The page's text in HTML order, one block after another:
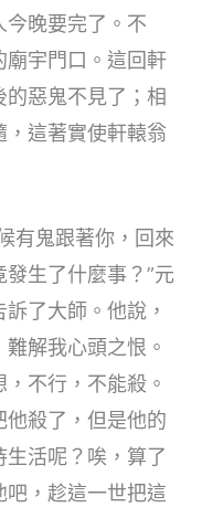
晚要完了。不
廟宇門口。這回軒
惡鬼不見了；相
，這著實使軒轅翁
有鬼跟著你，回來
生了什麼事？”元
了大師。他說，
解我心頭之恨。
不行，不能殺。
殺了，但是他的
活呢？唉，算了
，趁這一世把這